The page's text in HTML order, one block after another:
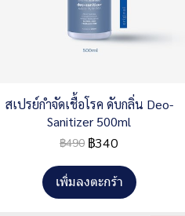
สเปรย์กำจัดเชื้อโรค ดับกลิ่น Deo-
Sanitizer 500ml
฿490 ฿340
เพิ่มลงตะกร้า